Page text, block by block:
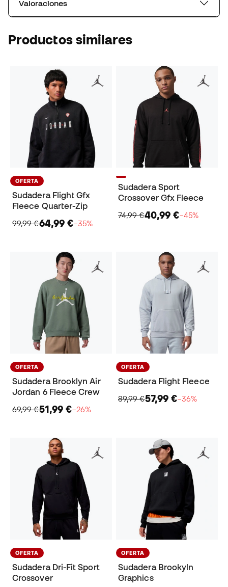
Valoraciones
Productos similares
OFERTA
Sudadera Flight Gfx
Fleece Quarter-Zip
99,99 €64,99 €−35%
Sudadera Sport
Crossover Gfx Fleece
74,99 €40,99 €−45%
OFERTA
Sudadera Brooklyn Air
Jordan 6 Fleece Crew
69,99 €51,99 €−26%
OFERTA
Sudadera Flight Fleece
89,99 €57,99 €−36%
OFERTA
Sudadera Dri-Fit Sport
Crossover
OFERTA
Sudadera Brookyln
Graphics